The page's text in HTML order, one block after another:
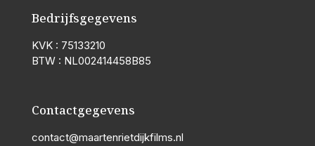
Bedrijfsgegevens
KVK : 75133210
BTW : NL002414458B85
Contactgegevens
contact@maartenrietdijkfilms.nl